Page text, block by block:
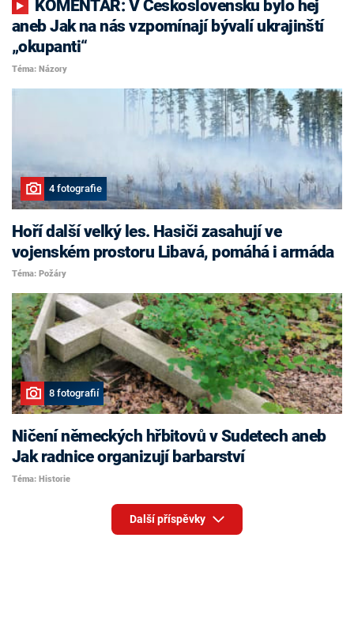
aneb Jak na nás vzpomínají bývalí ukrajinští
„okupanti“
Téma: Názory
4 fotografie
Hoří další velký les. Hasiči zasahují ve
vojenském prostoru Libavá, pomáhá i armáda
Téma: Požáry
8 fotografií
Ničení německých hřbitovů v Sudetech aneb
Jak radnice organizují barbarství
Téma: Historie
Další příspěvky